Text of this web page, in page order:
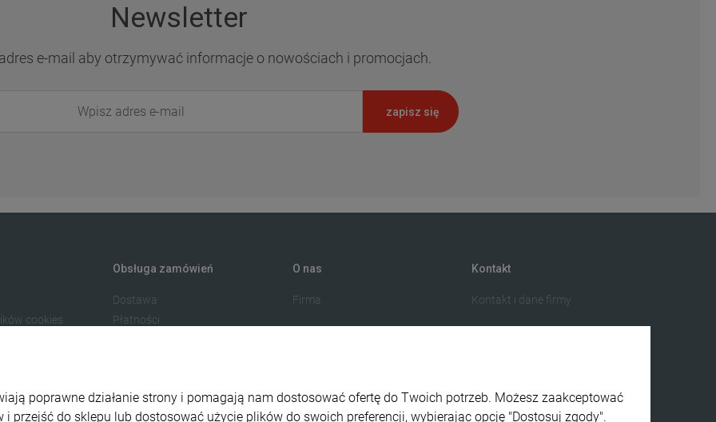
Newsletter
e-mail aby otrzymywać informacje o nowościach i promocjach.
zapisz się
cookies
Obsługa zamówień
Dostawa
Płatności
O nas
Firma
Kontakt
Kontakt i dane firmy
poprawne działanie strony i pomagają nam dostosować ofertę do Twoich potrzeb. Możesz zaakceptować
przejść do sklepu lub dostosować użycie plików do swoich preferencji, wybierając opcję "Dostosuj zgody".